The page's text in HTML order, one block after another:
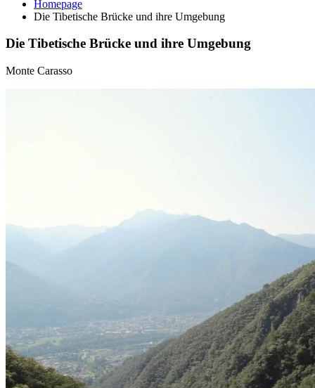
Homepage
Die Tibetische Brücke und ihre Umgebung
Die Tibetische Brücke und ihre Umgebung
Monte Carasso